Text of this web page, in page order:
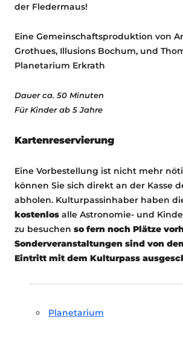
der Fledermaus!
Eine Gemeinschaftsproduktion von
Grothues, Illusions Bochum, und
Planetarium Erkrath
Dauer ca. 50 Minuten
Für Kinder ab 5 Jahre
Kartenreservierung
Eine Vorbestellung ist nicht mehr
können Sie sich direkt an der Kasse
abholen. Kulturpassinhaber haben
kostenlos alle Astronomie- und
zu besuchen so fern noch Plätze
Sonderveranstaltungen sind von
Eintritt mit dem Kulturpass
Planetarium